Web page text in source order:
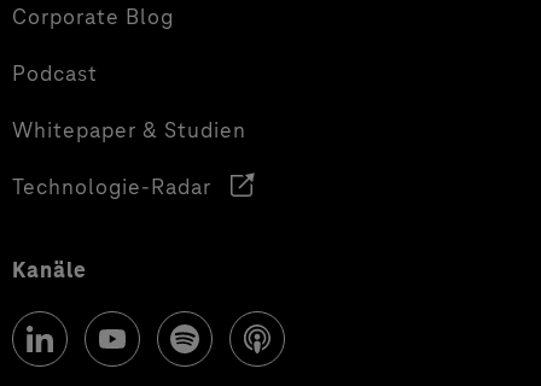
Corporate Blog
Podcast
Whitepaper & Studien
Technologie-Radar
Kanäle